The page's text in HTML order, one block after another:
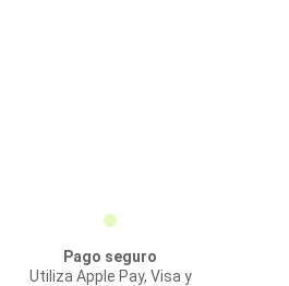
Pago seguro
Utiliza Apple Pay, Visa y